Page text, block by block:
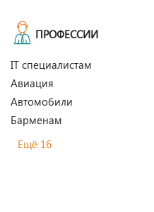
ПРОФЕССИИ
IT специалистам
Авиация
Автомобили
Барменам
Ещё 16